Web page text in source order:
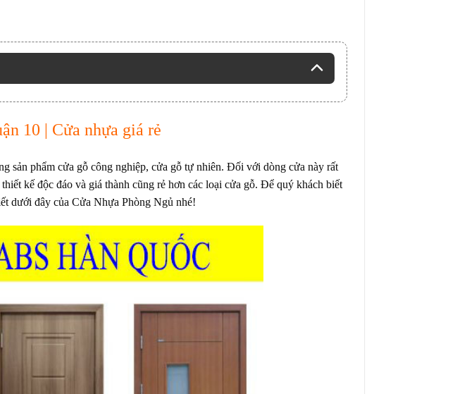
10 | Cửa nhựa giá rẻ
sản phẩm cửa gỗ công nghiệp, cửa gỗ tự nhiên. Đối với dòng cửa này rất
kế độc đáo và giá thành cũng rẻ hơn các loại cửa gỗ. Để quý khách biết
dưới đây của Cửa Nhựa Phòng Ngủ nhé!